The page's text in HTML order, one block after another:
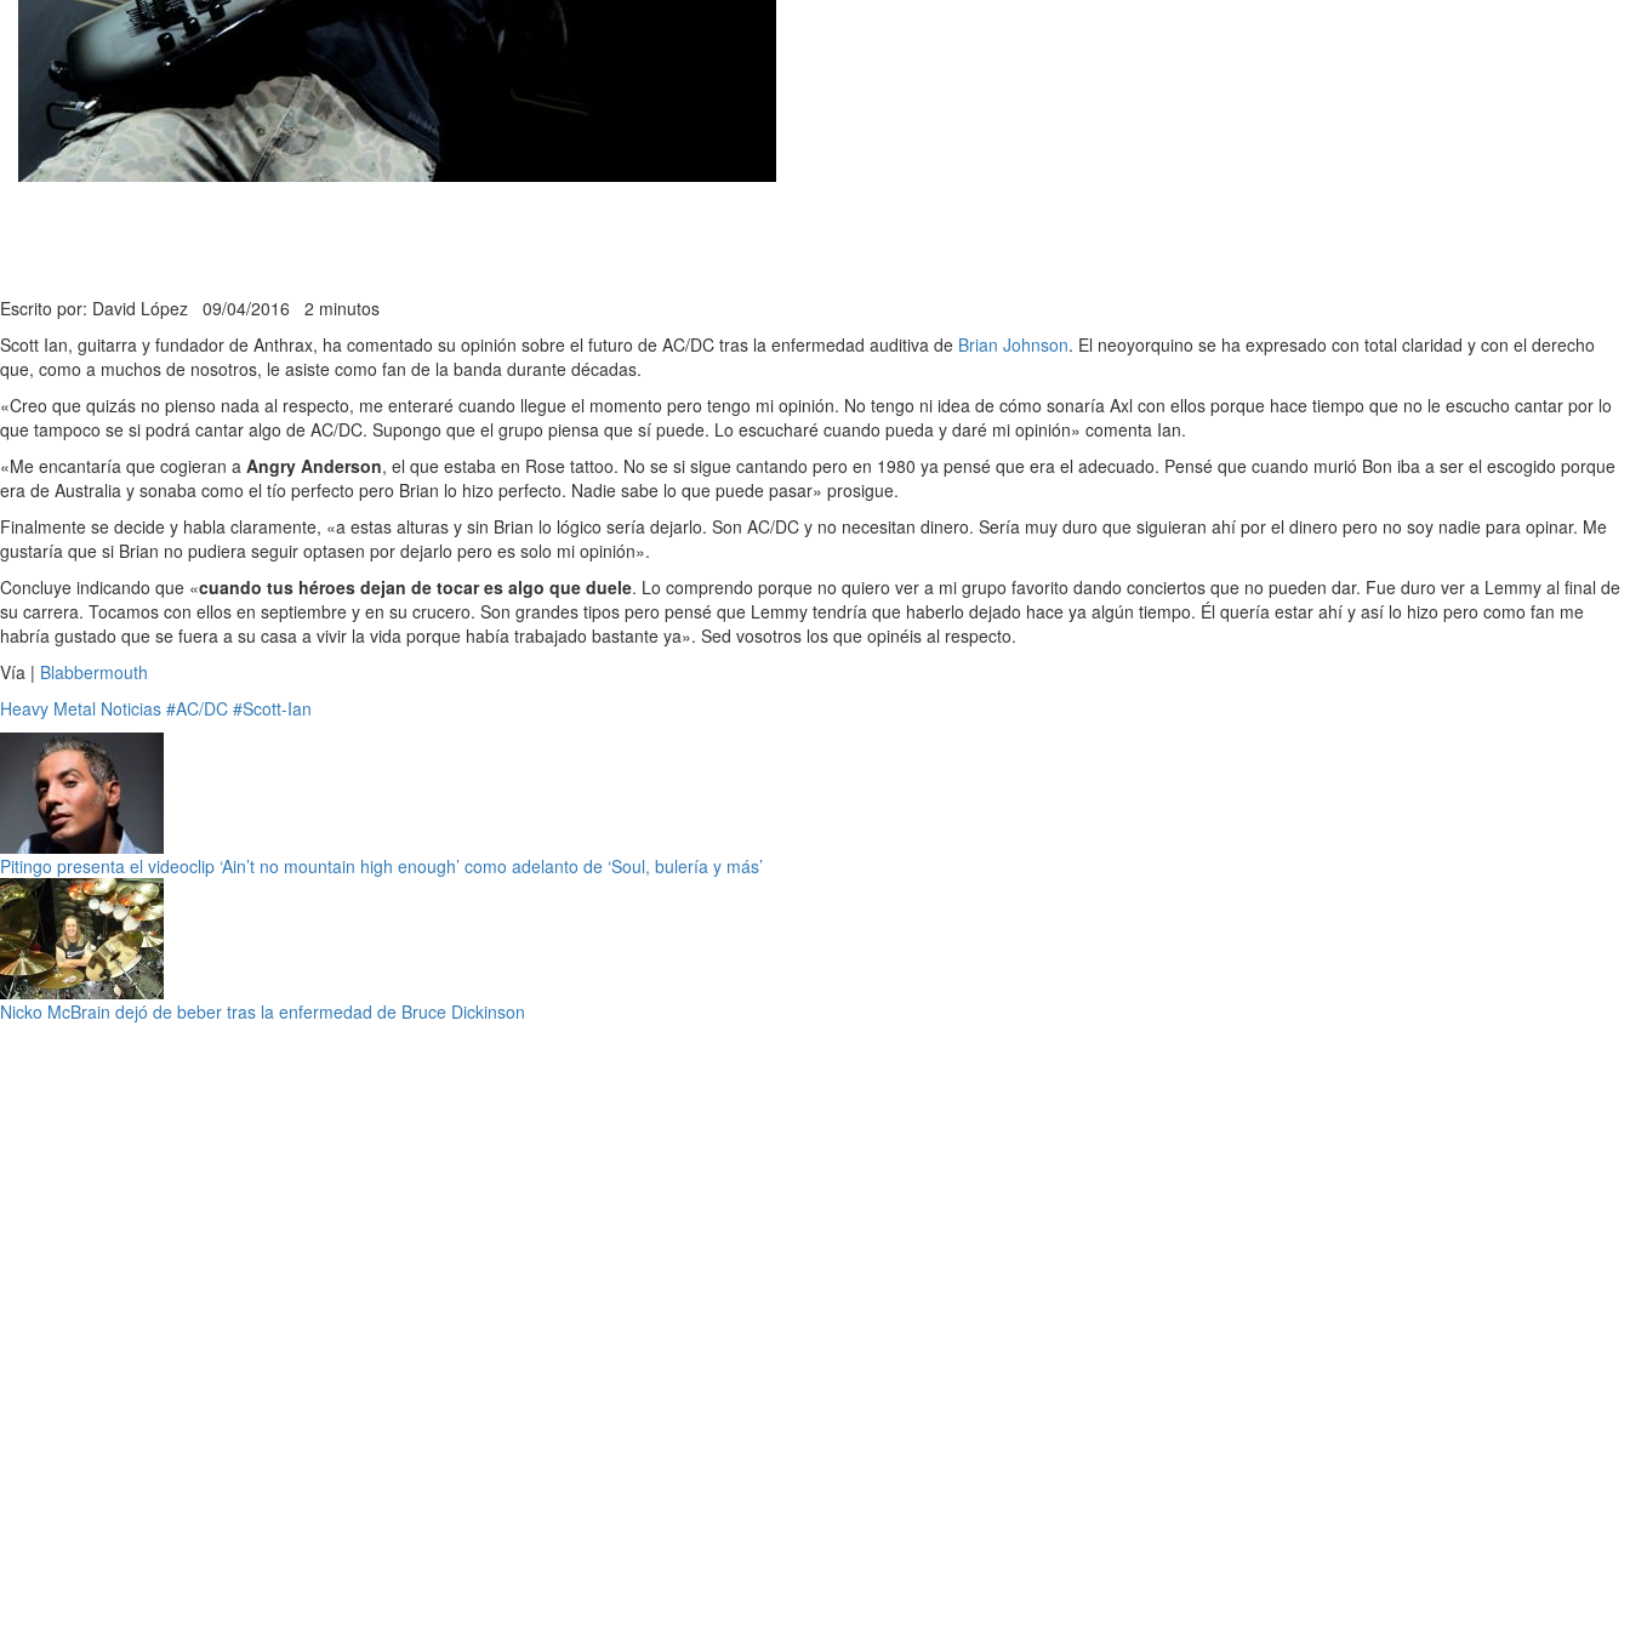
Escrito por: David López 09/04/2016 2 minutos
Scott Ian, guitarra y fundador de Anthrax, ha comentado su opinión sobre el futuro de AC/DC tras la enfermedad auditiva de Brian Johnson. El neoyorquino se ha expresado con total claridad y con el derecho
que, como a muchos de nosotros, le asiste como fan de la banda durante décadas.
«Creo que quizás no pienso nada al respecto, me enteraré cuando llegue el momento pero tengo mi opinión. No tengo ni idea de cómo sonaría Axl con ellos porque hace tiempo que no le escucho cantar por lo
que tampoco se si podrá cantar algo de AC/DC. Supongo que el grupo piensa que sí puede. Lo escucharé cuando pueda y daré mi opinión» comenta Ian.
«Me encantaría que cogieran a Angry Anderson, el que estaba en Rose tattoo. No se si sigue cantando pero en 1980 ya pensé que era el adecuado. Pensé que cuando murió Bon iba a ser el escogido porque
era de Australia y sonaba como el tío perfecto pero Brian lo hizo perfecto. Nadie sabe lo que puede pasar» prosigue.
Finalmente se decide y habla claramente, «a estas alturas y sin Brian lo lógico sería dejarlo. Son AC/DC y no necesitan dinero. Sería muy duro que siguieran ahí por el dinero pero no soy nadie para opinar. Me
gustaría que si Brian no pudiera seguir optasen por dejarlo pero es solo mi opinión».
Concluye indicando que «cuando tus héroes dejan de tocar es algo que duele. Lo comprendo porque no quiero ver a mi grupo favorito dando conciertos que no pueden dar. Fue duro ver a Lemmy al final de
su carrera. Tocamos con ellos en septiembre y en su crucero. Son grandes tipos pero pensé que Lemmy tendría que haberlo dejado hace ya algún tiempo. Él quería estar ahí y así lo hizo pero como fan me
habría gustado que se fuera a su casa a vivir la vida porque había trabajado bastante ya». Sed vosotros los que opinéis al respecto.
Vía | Blabbermouth
Heavy Metal Noticias #AC/DC #Scott-Ian
Pitingo presenta el videoclip ‘Ain’t no mountain high enough’ como adelanto de ‘Soul, bulería y más’
Nicko McBrain dejó de beber tras la enfermedad de Bruce Dickinson